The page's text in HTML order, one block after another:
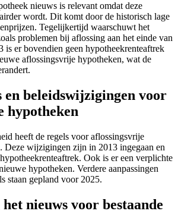
nieuws is relevant omdat deze
wordt. Dit komt door de historisch lage
Tegelijkertijd waarschuwt het
problemen bij aflossing aan het einde van
is er bovendien geen hypotheekrenteaftrek
aflossingsvrije hypotheken, wat de
en beleidswijzigingen voor
hypotheken
heeft de regels voor aflossingsvrije
Deze wijzigingen zijn in 2013 ingegaan en
Ook is er een verplichte
hypotheken. Verdere aanpassingen
staan gepland voor 2025.
nieuws voor bestaande